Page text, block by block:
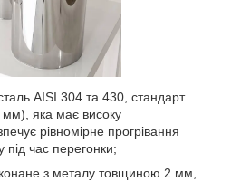
AISI 304 та 430, стандарт
мм), яка має високу
рівномірне прогрівання
під час перегонки;
з металу товщиною 2 мм,